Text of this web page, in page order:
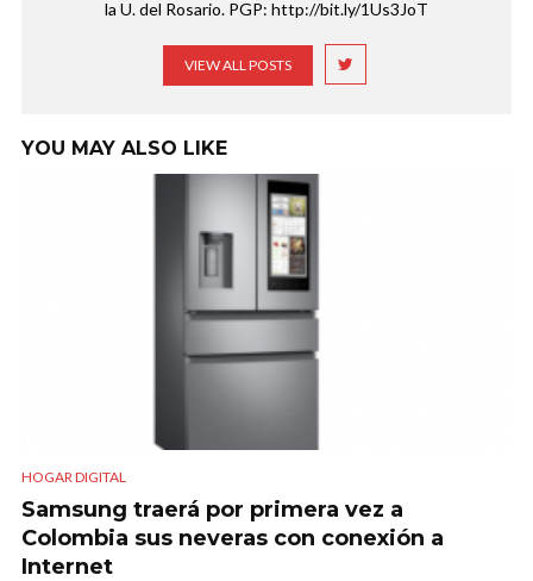
la U. del Rosario. PGP: http://bit.ly/1Us3JoT
VIEW ALL POSTS
YOU MAY ALSO LIKE
HOGAR DIGITAL
Samsung traerá por primera vez a
Colombia sus neveras con conexión a
Internet